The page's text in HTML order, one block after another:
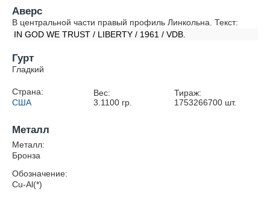
Аверс
В центральной части правый профиль Линкольна. Текст:
IN GOD WE TRUST / LIBERTY / 1961 / VDB.
Гурт
Гладкий
Страна:
США
Вес:
3.1100гр.
Тираж:
1753266700 шт.
Металл
Металл:
Бронза
Обозначение:
Cu-Al(*)